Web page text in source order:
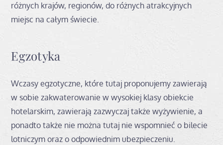
różnych krajów, regionów, do różnych atrakcyjnych
miejsc na całym świecie.
Egzotyka
Wczasy egzotyczne, które tutaj proponujemy zawierają
w sobie zakwaterowanie w wysokiej klasy obiekcie
hotelarskim, zawierają zazwyczaj także wyżywienie, a
ponadto także nie można tutaj nie wspomnieć o bilecie
lotniczym oraz o odpowiednim ubezpieczeniu.